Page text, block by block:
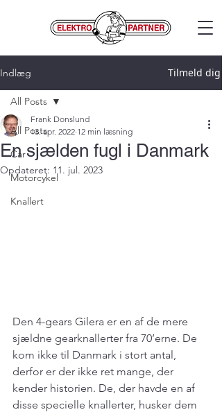
Indlæg Tilmeld dig
All Posts
Car
Motorcykel
Knallert
All Posts
En sjælden fugl i Danmark
Frank Donslund
13. apr. 2022 12 min læsning
Opdateret: 11. jul. 2023
Den 4-gears Gilera er en af de mere
sjældne gearknallerter fra 70’erne. De
kom ikke til Danmark i stort antal,
derfor er der ikke ret mange, der
kender historien. De, der havde en af
disse specielle knallerter, husker dem